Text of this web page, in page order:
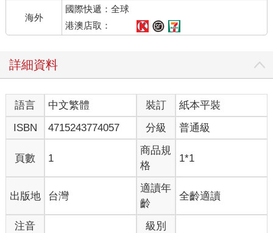
海外
國際快遞：全球
港澳店取：
詳細資料
語言 中文繁體 裝訂
紙本平裝
ISBN
4715243774057 分級 普通級
頁數 1
商品規
格
1*1
出版地 台灣
適讀年
齡
全齡適讀
注音 級別